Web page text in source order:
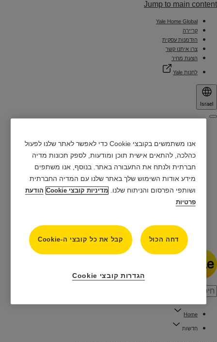
Jump to main content
Yale Home Global
קריירה
הזדמנות עסקית
צרו איתנו קשר
הצעת מחיר
לחנות Yale
Israel
Menu
מוצרים
אפליקציית Yale Home
מוצרים חכמים
מרכזי שירות ומכירה
חדשות
Home
חדשות
אנו משתמשים בקובצי Cookie כדי לאפשר לאתר שלנו לפעול
כהלכה, להתאים אישית תוכן ומודעות, לספק תכונות מדיה
חברתית ולנתח את התעבורה באתר. בנוסף, אנו משתפים
מידע אודות השימוש שלך באתר שלנו עם המדיה החברתית
ושותפי הפרסום והניתוח שלנו.
מדיניות קובצי Cookie
הודעת
פרטיות
דחה הכול קבל את כל קובצי ה-Cookie
הגדרות קובצי Cookie